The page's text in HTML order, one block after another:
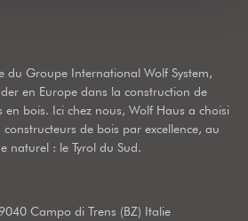
du Groupe International Wolf System,
en Europe dans la construction de
en bois. Ici chez nous, Wolf Haus a choisi
de bois par excellence, au
naturel : le Tyrol du Sud.
Campo di Trens (BZ) Italie